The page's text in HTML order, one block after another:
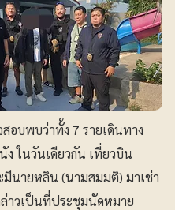
สอบพบว่าทั้ง 7 รายเดินทาง
ง ในวันเดียวกัน เที่ยวบิน
มีนายหลิน (นามสมมติ) มาเช่า
าวเป็นที่ประชุมนัดหมาย